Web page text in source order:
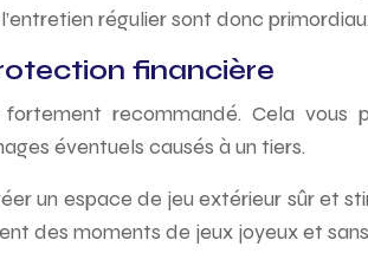
régulier sont donc
financière
recommandé. Cela
éventuels causés à un tiers.
un espace de jeu extérieur sûr et
des moments de jeux joyeux et